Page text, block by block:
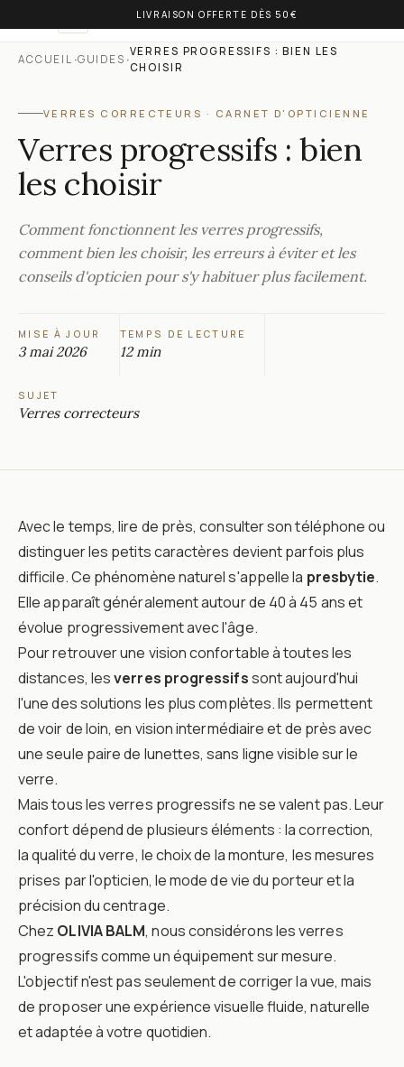
LIVRAISON OFFERTE DÈS 50€
OLIVIA BALM
ACCUEIL ·GUIDES ·VERRES PROGRESSIFS : BIEN LES
CHOISIR
VERRES CORRECTEURS · CARNET D'OPTICIENNE
Verres progressifs : bien
les choisir
Comment fonctionnent les verres progressifs,
comment bien les choisir, les erreurs à éviter et les
conseils d'opticien pour s'y habituer plus facilement.
MISE À JOUR
3 mai 2026
TEMPS DE LECTURE
12 min
SUJET
Verres correcteurs
Avec le temps, lire de près, consulter son téléphone ou
distinguer les petits caractères devient parfois plus
difficile. Ce phénomène naturel s'appelle la presbytie.
Elle apparaît généralement autour de 40 à 45 ans et
évolue progressivement avec l'âge.
Pour retrouver une vision confortable à toutes les
distances, lesverres progressifssont aujourd'hui
l'une des solutions les plus complètes. Ils permettent
de voir de loin, en vision intermédiaire et de près avec
une seule paire de lunettes, sans ligne visible sur le
verre.
Mais tous les verres progressifs ne se valent pas. Leur
confort dépend de plusieurs éléments : la correction,
la qualité du verre, le choix de la monture, les mesures
prises par l'opticien, le mode de vie du porteur et la
précision du centrage.
Chez OLIVIA BALM, nous considérons les verres
progressifs comme un équipement sur mesure.
L'objectif n'est pas seulement de corriger la vue, mais
de proposer une expérience visuelle fluide, naturelle
et adaptée à votre quotidien.